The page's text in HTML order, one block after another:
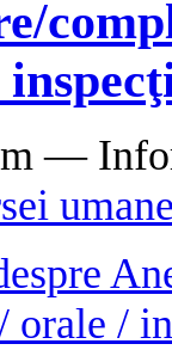
—
orale /